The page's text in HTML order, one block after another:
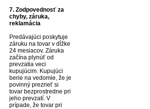
7. Zodpovednosť za
chyby, záruka,
reklamácia
Predávajúci poskytuje
záruku na tovar v dĺžke
24 mesiacov. Záruka
začína plynúť od
prevzatia veci
kupujúcim. Kupujúci
berie na vedomie, že je
povinný prezrieť si
tovar bezprostredne pri
jeho prevzatí. V
prípade, že tovar pri